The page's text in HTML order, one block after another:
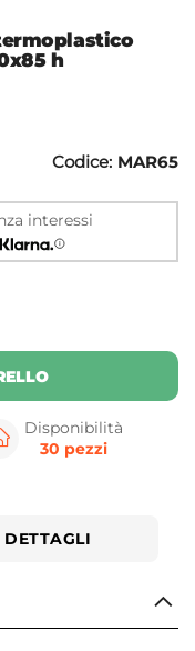
h
Codice: MAR65
interessi
Disponibilità
30 pezzi
DETTAGLI